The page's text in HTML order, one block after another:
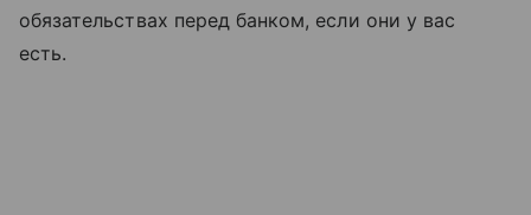
обязательствах перед банком, если они у вас
есть.